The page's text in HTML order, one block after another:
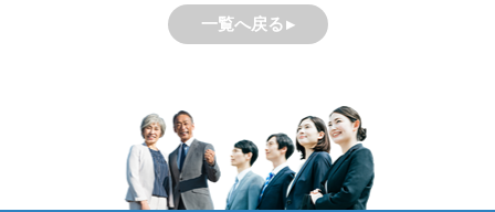
一覧へ戻る